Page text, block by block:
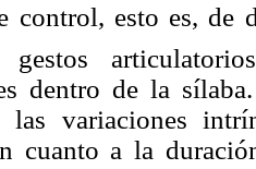
control, esto es,
dentro de la
las variaciones
cuanto a la